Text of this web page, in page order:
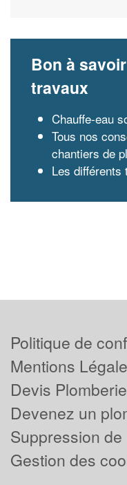
Bon à
travaux
Chauffe-eau
Tous nos
chantiers de
Les différents
Politique de
Mentions
Devis
Devenez un
Suppression
Gestion des